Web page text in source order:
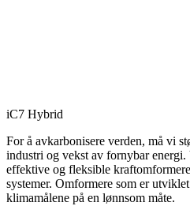
iC7 Hybrid
For å avkarbonisere verden, må vi
industri og vekst av fornybar
effektive og fleksible
systemer. Omformere som er
klimamålene på en lønnsom måte.